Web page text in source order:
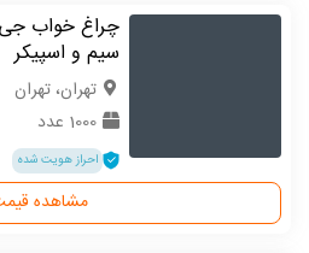
چراغ خواب جی
سیم و اسپیکر
تهران، تهران
1000 عدد
احراز هویت شده
مشاهده